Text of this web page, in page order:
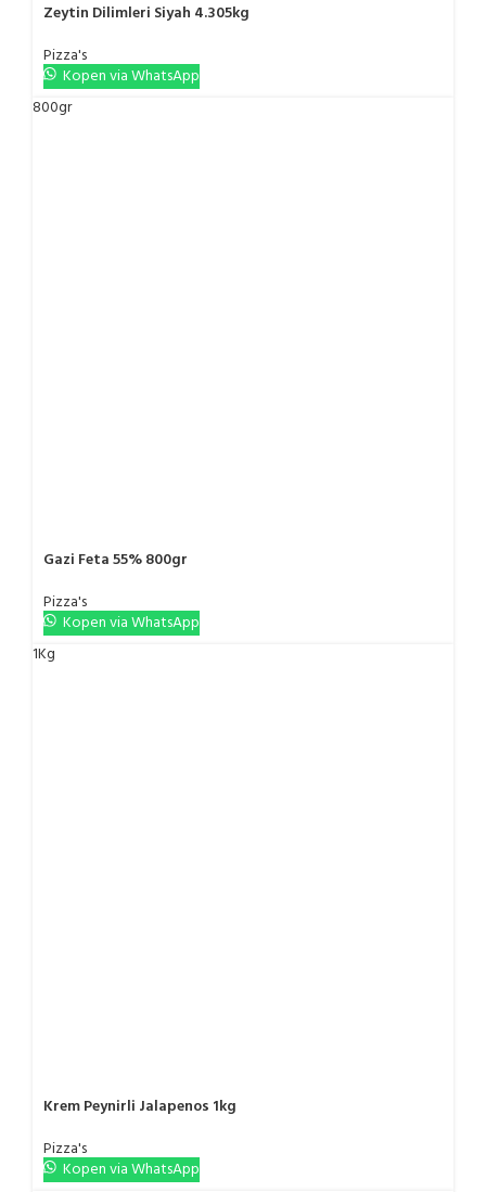
Zeytin Dilimleri Siyah 4.305kg
Pizza's
Kopen via WhatsApp
800gr
Gazi Feta 55% 800gr
Pizza's
Kopen via WhatsApp
1Kg
Krem Peynirli Jalapenos 1kg
Pizza's
Kopen via WhatsApp